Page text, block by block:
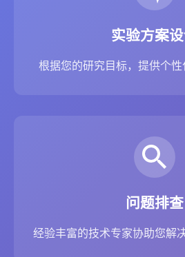
实验方案
根据您的研究目标，提供个
问题排查
经验丰富的技术专家协助您解